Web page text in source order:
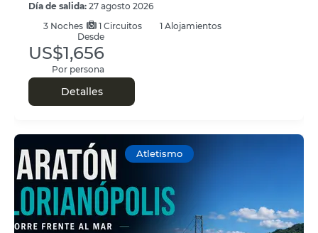
Día de salida: 27 agosto 2026
3 Noches 1 Circuitos
1 Alojamientos
Desde
US$1,656
Por persona
Detalles
Atletismo